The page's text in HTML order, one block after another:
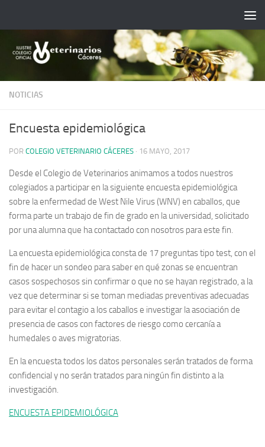
NOTICIAS
Encuesta epidemiológica
POR COLEGIO VETERINARIO CÁCERES · 16 MAYO, 2017
Desde el Colegio de Veterinarios animamos a todos nuestros
colegiados a participar en la siguiente encuesta epidemiológica
sobre la enfermedad de West Nile Virus (WNV) en caballos, que
forma parte un trabajo de fin de grado en la universidad, solicitado
por una alumna que ha contactado con nosotros para este fin.
La encuesta epidemiológica consta de 17 preguntas tipo test, con el
fin de hacer un sondeo para saber en qué zonas se encuentran
casos sospechosos sin confirmar o que no se hayan registrado, a la
vez que determinar si se toman mediadas preventivas adecuadas
para evitar el contagio a los caballos e investigar la asociación de
presencia de casos con factores de riesgo como cercanía a
humedales o aves migratorias.
En la encuesta todos los datos personales serán tratados de forma
confidencial y no serán tratados para ningún fin distinto a la
investigación.
ENCUESTA EPIDEMIOLÓGICA